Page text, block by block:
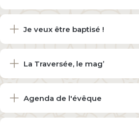
Je veux être baptisé !
La Traversée, le mag’
Agenda de l'évêque